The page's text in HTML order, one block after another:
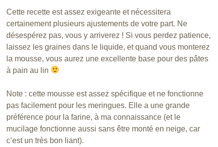
Cette recette est assez exigeante et nécessitera
certainement plusieurs ajustements de votre part. Ne
désespérez pas, vous y arriverez ! Si vous perdez patience,
laissez les graines dans le liquide, et quand vous monterez
la mousse, vous aurez une excellente base pour des pâtes
à pain au lin
Note : cette mousse est assez spécifique et ne fonctionne
pas facilement pour les meringues. Elle a une grande
préférence pour la farine, à ma connaissance (et le
mucilage fonctionne aussi sans être monté en neige, car
c’est un très bon liant).